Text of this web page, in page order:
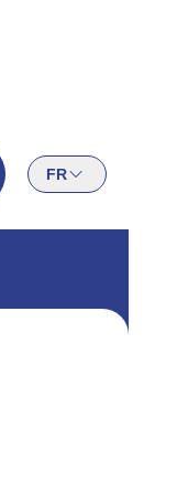
FR